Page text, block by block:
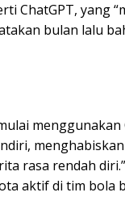
ChatGPT, yang
bulan lalu
menggunakan
rasa rendah
aktif di tim bola